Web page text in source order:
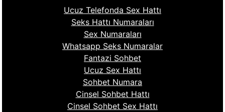
Ucuz Telefonda Sex Hattı
Seks Hattı Numaraları
Sex Numaraları
Whatsapp Seks Numaralar
Fantazi Sohbet
Ucuz Sex Hattı
Sohbet Numara
Cinsel Sohbet Hattı
Cinsel Sohbet Sex Hattı